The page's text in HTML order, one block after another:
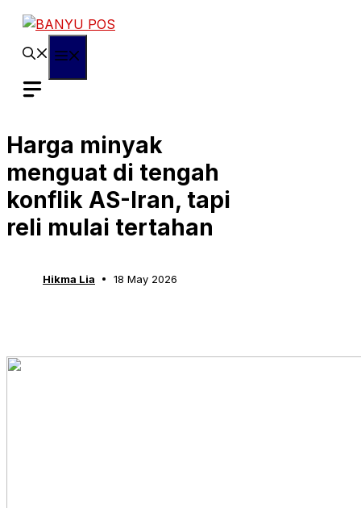
Skip
content
Harga minyak
menguat di tengah
konflik AS-Iran, tapi
reli mulai tertahan
Hikma Lia 18 May 2026